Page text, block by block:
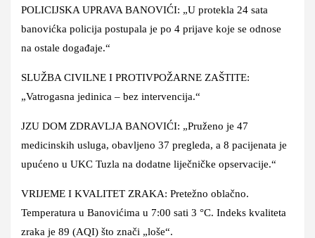
POLICIJSKA UPRAVA BANOVIĆI: „U protekla 24 sata
banovićka policija postupala je po 4 prijave koje se odnose
na ostale događaje.“
SLUŽBA CIVILNE I PROTIVPOŽARNE ZAŠTITE:
„Vatrogasna jedinica – bez intervencija.“
JZU DOM ZDRAVLJA BANOVIĆI: „Pruženo je 47
medicinskih usluga, obavljeno 37 pregleda, a 8 pacijenata je
upućeno u UKC Tuzla na dodatne liječničke opservacije.“
VRIJEME I KVALITET ZRAKA: Pretežno oblačno.
Temperatura u Banovićima u 7:00 sati 3 °C. Indeks kvaliteta
zraka je 89 (AQI) što znači „loše“.